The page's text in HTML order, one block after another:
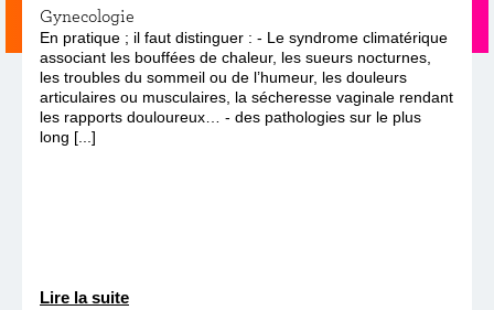
Gynecologie
En pratique ; il faut distinguer : - Le syndrome climatérique
associant les bouffées de chaleur, les sueurs nocturnes,
les troubles du sommeil ou de l’humeur, les douleurs
articulaires ou musculaires, la sécheresse vaginale rendant
les rapports douloureux… - des pathologies sur le plus
long [...]
Lire la suite